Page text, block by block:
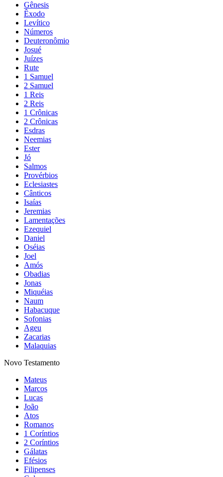
Gênesis
Êxodo
Levítico
Números
Deuteronômio
Josué
Juízes
Rute
1 Samuel
2 Samuel
1 Reis
2 Reis
1 Crônicas
2 Crônicas
Esdras
Neemias
Ester
Jó
Salmos
Provérbios
Eclesiastes
Cânticos
Isaías
Jeremias
Lamentações
Ezequiel
Daniel
Oséias
Joel
Amós
Obadias
Jonas
Miquéias
Naum
Habacuque
Sofonias
Ageu
Zacarias
Malaquias
Novo Testamento
Mateus
Marcos
Lucas
João
Atos
Romanos
1 Coríntios
2 Coríntios
Gálatas
Efésios
Filipenses